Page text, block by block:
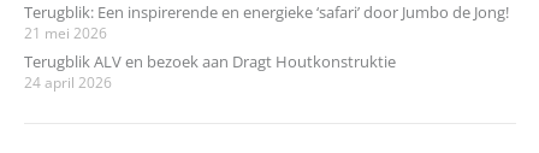
Terugblik: Een inspirerende en energieke ‘safari’ door Jumbo de Jong!
21 mei 2026
Terugblik ALV en bezoek aan Dragt Houtkonstruktie
24 april 2026